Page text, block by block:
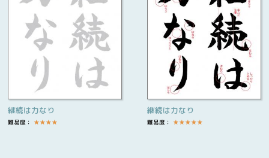
継続は力なり
難易度： ★★★★
継続は力なり
難易度： ★★★★★